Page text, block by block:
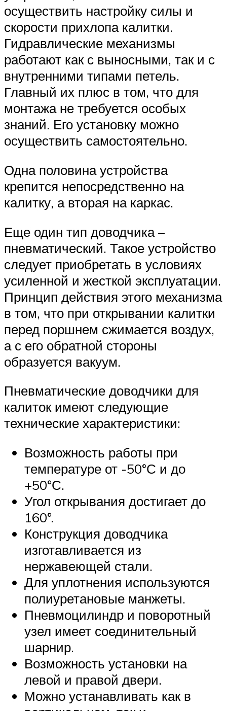
осуществить настройку силы и
скорости прихлопа калитки.
Гидравлические механизмы
работают как с выносными, так и с
внутренними типами петель.
Главный их плюс в том, что для
монтажа не требуется особых
знаний. Его установку можно
осуществить самостоятельно.
Одна половина устройства
крепится непосредственно на
калитку, а вторая на каркас.
Еще один тип доводчика –
пневматический. Такое устройство
следует приобретать в условиях
усиленной и жесткой эксплуатации.
Принцип действия этого механизма
в том, что при открывании калитки
перед поршнем сжимается воздух,
а с его обратной стороны
образуется вакуум.
Пневматические доводчики для
калиток имеют следующие
технические характеристики:
Возможность работы при
температуре от -50°С и до
+50°С.
Угол открывания достигает до
160°.
Конструкция доводчика
изготавливается из
нержавеющей стали.
Для уплотнения используются
полиуретановые манжеты.
Пневмоцилиндр и поворотный
узел имеет соединительный
шарнир.
Возможность установки на
левой и правой двери.
Можно устанавливать как в